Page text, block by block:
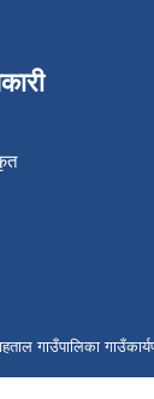
गाउँपालिका